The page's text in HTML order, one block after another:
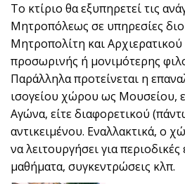
Το κτίριο θα εξυπηρετεί τις
Μητροπόλεως σε υπηρεσίες
Μητροπολίτη και
προσωρινής ή μονιμότερης
Παράλληλα προτείνεται η
ισογείου χώρου ως Μουσείου,
Αγώνα, είτε διαφορετικού
αντικειμένου. Εναλλακτικά, ο
να λειτουργήσει για περιοδικές
μαθήματα, συγκεντρώσεις κλπ.